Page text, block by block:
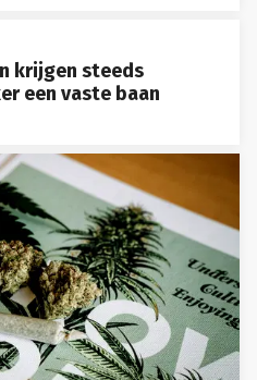
krijgen steeds
een vaste baan